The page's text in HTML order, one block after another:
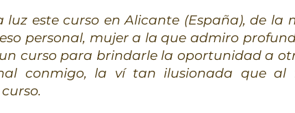
luz este curso en Alicante (España), de la
personal, mujer a la que admiro
curso para brindarle la oportunidad a
conmigo, la ví tan ilusionada que